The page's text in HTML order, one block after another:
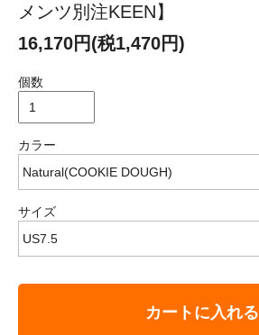
メンツ別注KEEN】
16,170円(税1,470円)
個数
カラー
サイズ
カートに入れる